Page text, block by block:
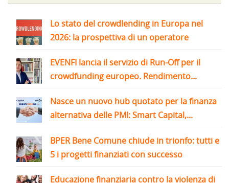
Lo stato del crowdlending in Europa nel
2026: la prospettiva di un operatore
EVENFI lancia il servizio di Run-Off per il
crowdfunding europeo. Rendimento...
Nasce un nuovo hub quotato per la finanza
alternativa delle PMI: Smart Capital,...
BPER Bene Comune chiude in trionfo: tutti e
5 i progetti finanziati con successo
Educazione finanziaria contro la violenza di